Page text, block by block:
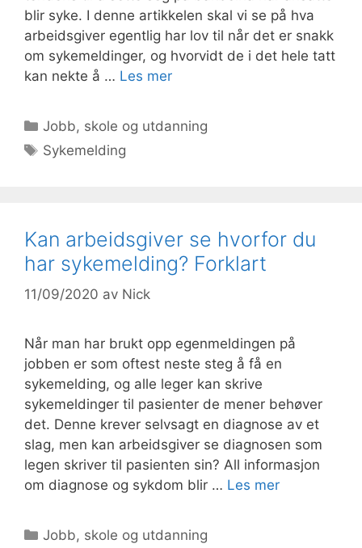
blir syke. I denne artikkelen skal vi se på hva
arbeidsgiver egentlig har lov til når det er snakk
om sykemeldinger, og hvorvidt de i det hele tatt
kan nekte å … Les mer
Kategorier
Jobb, skole og utdanning
Stikkord
Sykemelding
Kan arbeidsgiver se hvorfor du
har sykemelding? Forklart
11/09/2020 av Nick
Når man har brukt opp egenmeldingen på
jobben er som oftest neste steg å få en
sykemelding, og alle leger kan skrive
sykemeldinger til pasienter de mener behøver
det. Denne krever selvsagt en diagnose av et
slag, men kan arbeidsgiver se diagnosen som
legen skriver til pasienten sin? All informasjon
om diagnose og sykdom blir … Les mer
Kategorier
Jobb, skole og utdanning